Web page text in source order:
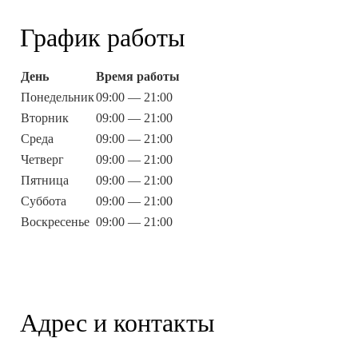
График работы
День
Время работы
Понедельник09:00 — 21:00
Вторник
09:00 — 21:00
Среда
09:00 — 21:00
Четверг
09:00 — 21:00
Пятница
09:00 — 21:00
Суббота
09:00 — 21:00
Воскресенье 09:00 — 21:00
Адрес и контакты